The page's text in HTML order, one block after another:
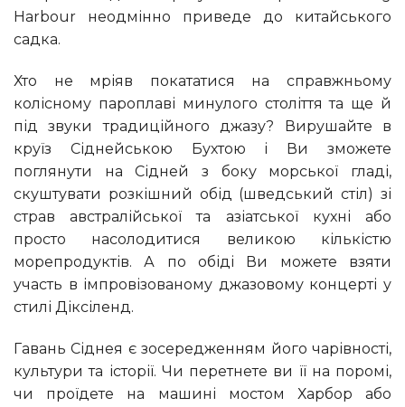
Harbour неодмінно приведе до китайського
садка.
Хто не мріяв покататися на справжньому
колісному пароплаві минулого століття та ще й
під звуки традиційного джазу? Вирушайте в
круїз Сіднейською Бухтою і Ви зможете
поглянути на Сідней з боку морської гладі,
скуштувати розкішний обід (шведський стіл) зі
страв австралійської та азіатської кухні або
просто насолодитися великою кількістю
морепродуктів. А по обіді Ви можете взяти
участь в імпровізованому джазовому концерті у
стилі Діксіленд.
Гавань Сіднея є зосередженням його чарівності,
культури та історії. Чи перетнете ви її на поромі,
чи проїдете на машині мостом Харбор або